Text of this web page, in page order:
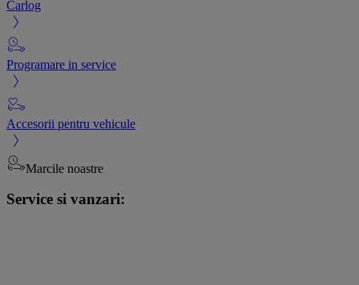
Carlog
Programare in service
Accesorii pentru vehicule
Marcile noastre
Service si vanzari: